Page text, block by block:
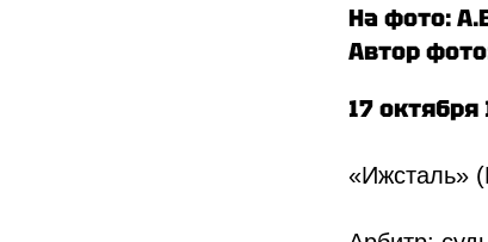
На фото:
Автор
17 октября
«Ижсталь»